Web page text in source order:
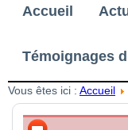
Accueil
Témoignages
Vous êtes ici : Accueil